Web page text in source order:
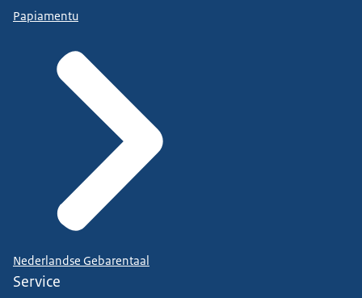
Papiamentu
Nederlandse Gebarentaal
Service